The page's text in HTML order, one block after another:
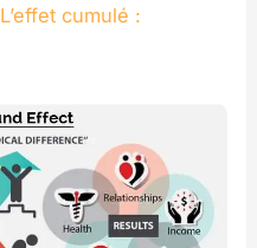
L’effet cumulé :